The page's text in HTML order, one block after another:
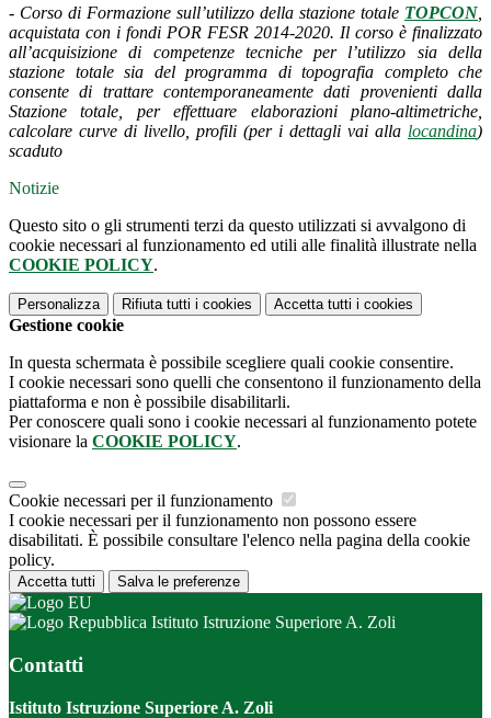
- Corso di Formazione sull’utilizzo della stazione totale TOPCON
acquistata con i fondi POR FESR 2014-2020. Il corso è finalizzato
all’acquisizione di competenze tecniche per l’utilizzo sia della
stazione totale sia del programma di topografia completo che
consente di trattare contemporaneamente dati provenienti dalla
Stazione totale, per effettuare elaborazioni plano-altimetriche,
calcolare curve di livello, profili (per i dettagli vai alla locandina)
scaduto
Notizie
Questo sito o gli strumenti terzi da questo utilizzati si avvalgono di
cookie necessari al funzionamento ed utili alle finalità illustrate nella
COOKIE POLICY.
Personalizza Rifiuta tutti i cookies Accetta tutti i cookies
Gestione cookie
In questa schermata è possibile scegliere quali cookie consentire.
I cookie necessari sono quelli che consentono il funzionamento della
piattaforma e non è possibile disabilitarli.
Per conoscere quali sono i cookie necessari al funzionamento potete
visionare la COOKIE POLICY.
Cookie necessari per il funzionamento
I cookie necessari per il funzionamento non possono essere
disabilitati. È possibile consultare l'elenco nella pagina della cookie
policy.
Accetta tutti Salva le preferenze
Istituto Istruzione Superiore A. Zoli
Contatti
Istituto Istruzione Superiore A. Zoli